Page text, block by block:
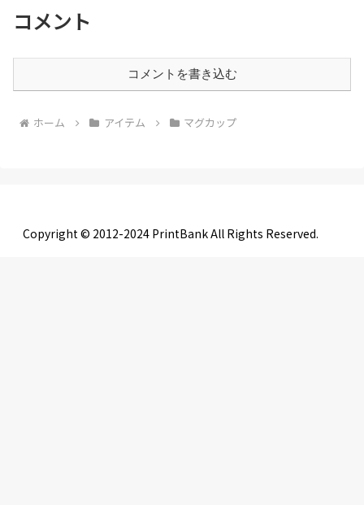
コメント
コメントを書き込む
ホーム アイテム マグカップ
Copyright © 2012-2024 PrintBank All Rights Reserved.